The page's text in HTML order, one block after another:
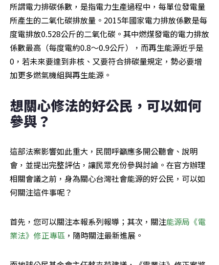
所謂電力排碳係數，是指電力生產過程中，每單位發電量
所產生的二氧化碳排放量。2015年國家電力排放係數是每
度電排放0.528公斤的二氧化碳。其中燃煤發電的電力排放
係數最高（每度電約0.8～0.9公斤），而再生能源近乎是
0，若未來要達到非核、又要符合排碳量規定，勢必要增
加更多燃氣機組與再生能源。
想關心修法的好公民，可以如何
參與？
這部法案影響如此重大，民間呼籲應多開公聽會、說明
會，並提出完整評估，讓民眾充份參與討論。在官方辦理
相關會議之前，身為關心台灣社會能源的好公民，可以如
何關注這件事呢？
首先，您可以關注本報系列報導；其次，關注能源局《電
業法》修正專區 ，隨時關注最新進展。